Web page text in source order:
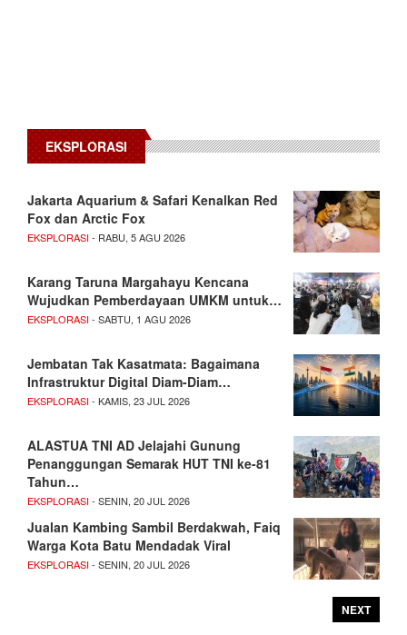
EKSPLORASI
Jakarta Aquarium & Safari Kenalkan Red
Fox dan Arctic Fox
EKSPLORASI- RABU, 5 AGU 2026
Karang Taruna Margahayu Kencana
Wujudkan Pemberdayaan UMKM untuk…
EKSPLORASI- SABTU, 1 AGU 2026
Jembatan Tak Kasatmata: Bagaimana
Infrastruktur Digital Diam-Diam…
EKSPLORASI- KAMIS, 23 JUL 2026
ALASTUA TNI AD Jelajahi Gunung
Penanggungan Semarak HUT TNI ke-81
Tahun…
EKSPLORASI- SENIN, 20 JUL 2026
Jualan Kambing Sambil Berdakwah, Faiq
Warga Kota Batu Mendadak Viral
EKSPLORASI- SENIN, 20 JUL 2026
NEXT